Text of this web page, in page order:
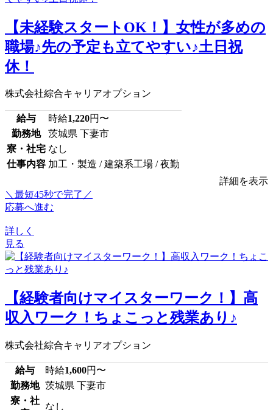
【未経験スタートOK！】女性が多めの
職場♪先の予定も立てやすい♪土日祝
休！
株式会社綜合キャリアオプション
給与 時給1,220円〜
勤務地
茨城県 下妻市
寮・社宅 なし
仕事内容 加工・製造 / 建築系工場 / 夜勤
詳細を表示
＼最短45秒で完了／
応募へ進む
詳しく
見る
【経験者向けマイスターワーク！】高
収入ワーク！ちょこっと残業あり♪
株式会社綜合キャリアオプション
給与 時給1,600円〜
勤務地 茨城県 下妻市
寮・社
なし